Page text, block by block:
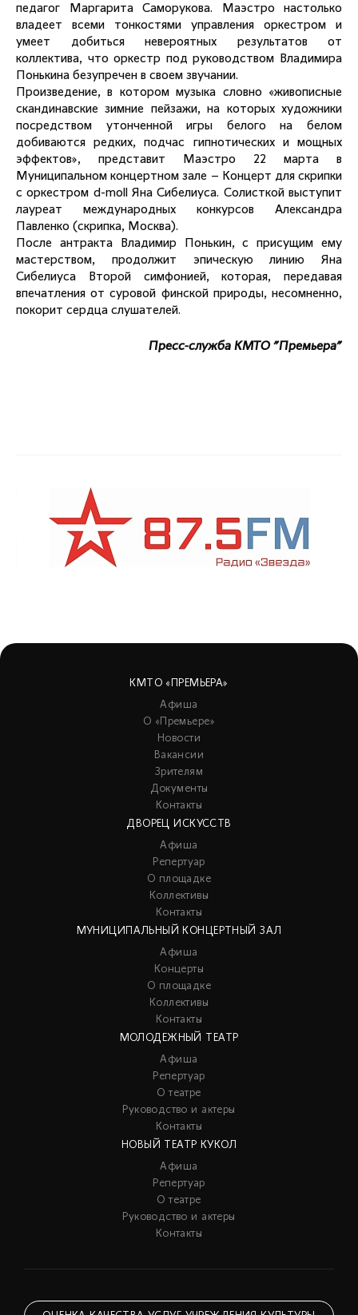
педагог Маргарита Саморукова. Маэстро настолько
владеет всеми тонкостями управления оркестром и
умеет добиться невероятных результатов от
коллектива, что оркестр под руководством Владимира
Понькина безупречен в своем звучании.
Произведение, в котором музыка словно «живописные
скандинавские зимние пейзажи, на которых художники
посредством утонченной игры белого на белом
добиваются редких, подчас гипнотических и мощных
эффектов», представит Маэстро 22 марта в
Муниципальном концертном зале – Концерт для скрипки
с оркестром d-moll Яна Сибелиуса. Солисткой выступит
лауреат международных конкурсов Александра
Павленко (скрипка, Москва).
После антракта Владимир Понькин, с присущим ему
мастерством, продолжит эпическую линию Яна
Сибелиуса Второй симфонией, которая, передавая
впечатления от суровой финской природы, несомненно,
покорит сердца слушателей.
Пресс-служба КМТО "Премьера"
КМТО «ПРЕМЬЕРА»
Афиша
О «Премьере»
Новости
Вакансии
Зрителям
Документы
Контакты
ДВОРЕЦ ИСКУССТВ
Афиша
Репертуар
О площадке
Коллективы
Контакты
МУНИЦИПАЛЬНЫЙ КОНЦЕРТНЫЙ ЗАЛ
Афиша
Концерты
О площадке
Коллективы
Контакты
МОЛОДЕЖНЫЙ ТЕАТР
Афиша
Репертуар
О театре
Руководство и актеры
Контакты
НОВЫЙ ТЕАТР КУКОЛ
Афиша
Репертуар
О театре
Руководство и актеры
Контакты